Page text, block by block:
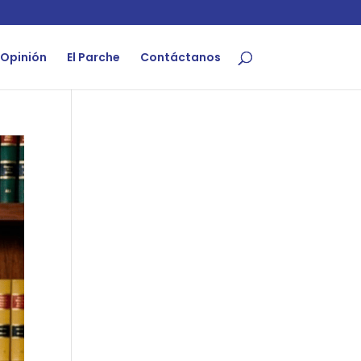
Opinión El Parche Contáctanos